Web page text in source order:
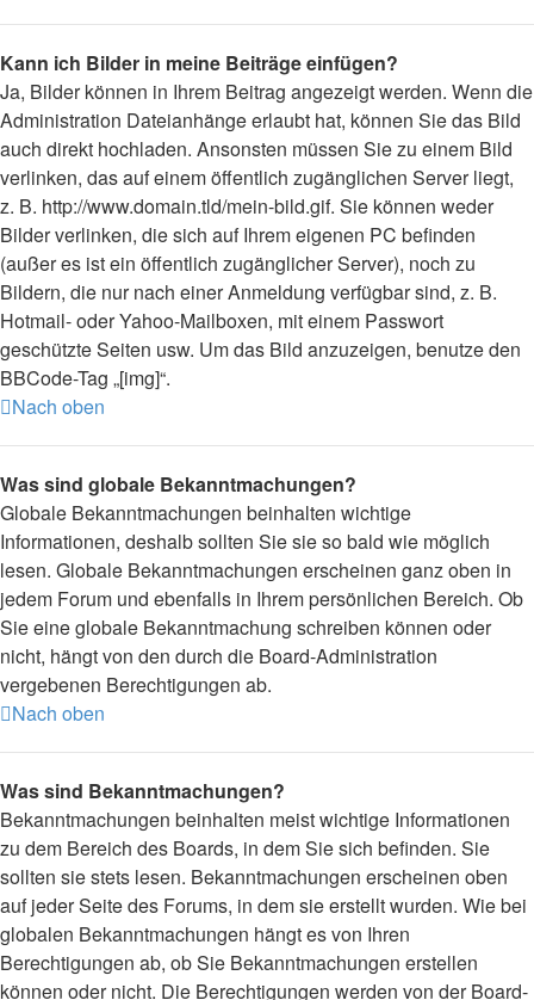
Kann ich Bilder in meine Beiträge einfügen?
Ja, Bilder können in Ihrem Beitrag angezeigt werden. Wenn die
Administration Dateianhänge erlaubt hat, können Sie das Bild
auch direkt hochladen. Ansonsten müssen Sie zu einem Bild
verlinken, das auf einem öffentlich zugänglichen Server liegt,
z. B. http://www.domain.tld/mein-bild.gif. Sie können weder
Bilder verlinken, die sich auf Ihrem eigenen PC befinden
(außer es ist ein öffentlich zugänglicher Server), noch zu
Bildern, die nur nach einer Anmeldung verfügbar sind, z. B.
Hotmail- oder Yahoo-Mailboxen, mit einem Passwort
geschützte Seiten usw. Um das Bild anzuzeigen, benutze den
BBCode-Tag „[img]“.
Nach oben
Was sind globale Bekanntmachungen?
Globale Bekanntmachungen beinhalten wichtige
Informationen, deshalb sollten Sie sie so bald wie möglich
lesen. Globale Bekanntmachungen erscheinen ganz oben in
jedem Forum und ebenfalls in Ihrem persönlichen Bereich. Ob
Sie eine globale Bekanntmachung schreiben können oder
nicht, hängt von den durch die Board-Administration
vergebenen Berechtigungen ab.
Nach oben
Was sind Bekanntmachungen?
Bekanntmachungen beinhalten meist wichtige Informationen
zu dem Bereich des Boards, in dem Sie sich befinden. Sie
sollten sie stets lesen. Bekanntmachungen erscheinen oben
auf jeder Seite des Forums, in dem sie erstellt wurden. Wie bei
globalen Bekanntmachungen hängt es von Ihren
Berechtigungen ab, ob Sie Bekanntmachungen erstellen
können oder nicht. Die Berechtigungen werden von der Board-